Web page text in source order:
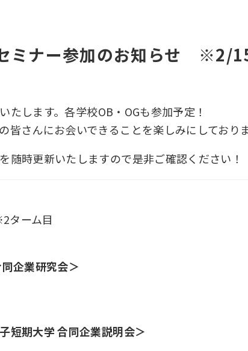
ミナー参加のお知らせ ※2/
たします。各学校OB ・ OGも参加予定！
皆さんにお会いできることを楽しみにしており
随時更新いたしますので是非ご確認ください！
2ターム目
企業研究会＞
短期大学 合同企業説明会＞